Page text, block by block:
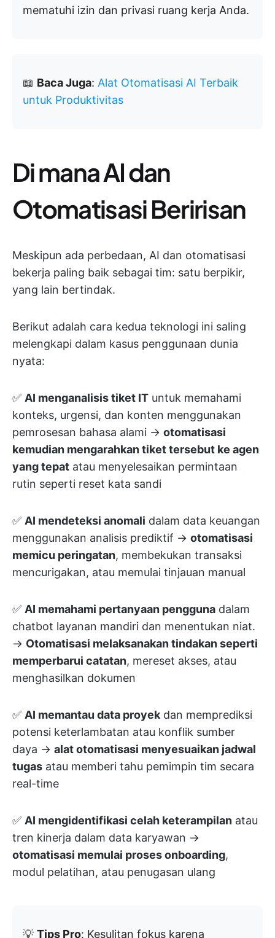
mematuhi izin dan privasi ruang kerja Anda.
📖 Baca Juga: Alat Otomatisasi AI Terbaik
untuk Produktivitas
Di mana AI dan
Otomatisasi Beririsan
Meskipun ada perbedaan, AI dan otomatisasi
bekerja paling baik sebagai tim: satu berpikir,
yang lain bertindak.
Berikut adalah cara kedua teknologi ini saling
melengkapi dalam kasus penggunaan dunia
nyata:
✅ AI menganalisis tiket IT untuk memahami
konteks, urgensi, dan konten menggunakan
pemrosesan bahasa alami → otomatisasi
kemudian mengarahkan tiket tersebut ke agen
yang tepat atau menyelesaikan permintaan
rutin seperti reset kata sandi
✅ AI mendeteksi anomali dalam data keuangan
menggunakan analisis prediktif → otomatisasi
memicu peringatan, membekukan transaksi
mencurigakan, atau memulai tinjauan manual
✅ AI memahami pertanyaan pengguna dalam
chatbot layanan mandiri dan menentukan niat.
→ Otomatisasi melaksanakan tindakan seperti
memperbarui catatan, mereset akses, atau
menghasilkan dokumen
✅ AI memantau data proyek dan memprediksi
potensi keterlambatan atau konflik sumber
daya → alat otomatisasi menyesuaikan jadwal
tugas atau memberi tahu pemimpin tim secara
real-time
✅ AI mengidentifikasi celah keterampilan atau
tren kinerja dalam data karyawan →
otomatisasi memulai proses onboarding,
modul pelatihan, atau penugasan ulang
💡 Tips Pro: Kesulitan fokus karena